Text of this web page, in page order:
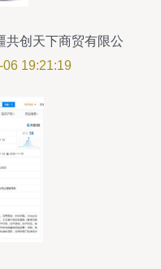
共创天下商贸有限公
19:21:19